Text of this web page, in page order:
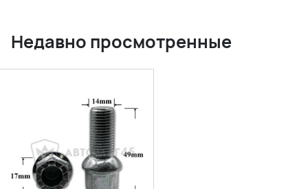
Недавно просмотренные